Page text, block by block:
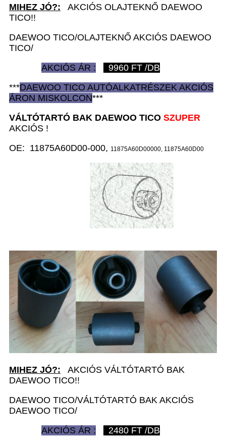
MIHEZ JÓ?: AKCIÓS OLAJTEKNŐ DAEWOO
TICO!!
DAEWOO TICO/OLAJTEKNŐ AKCIÓS DAEWOO
TICO/
AKCIÓS ÁR :
9960 FT /DB
***DAEWOO TICO AUTÓALKATRÉSZEK AKCIÓS
ÁRON MISKOLCON***
VÁLTÓTARTÓ BAK DAEWOO TICO SZUPER
AKCIÓS !
OE: 11875A60D00-000, 11875A60D00000, 11875A60D00
MIHEZ JÓ?: AKCIÓS VÁLTÓTARTÓ BAK
DAEWOO TICO!!
DAEWOO TICO/VÁLTÓTARTÓ BAK AKCIÓS
DAEWOO TICO/
AKCIÓS ÁR :
2480 FT /DB